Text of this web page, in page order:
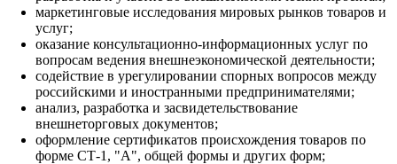
маркетинговые исследования мировых рынков товаров и
услуг;
оказание консультационно-информационных услуг по
вопросам ведения внешнеэкономической деятельности;
содействие в урегулировании спорных вопросов между
российскими и иностранными предпринимателями;
анализ, разработка и засвидетельствование
внешнеторговых документов;
оформление сертификатов происхождения товаров по
форме СТ-1, "А", общей формы и других форм;